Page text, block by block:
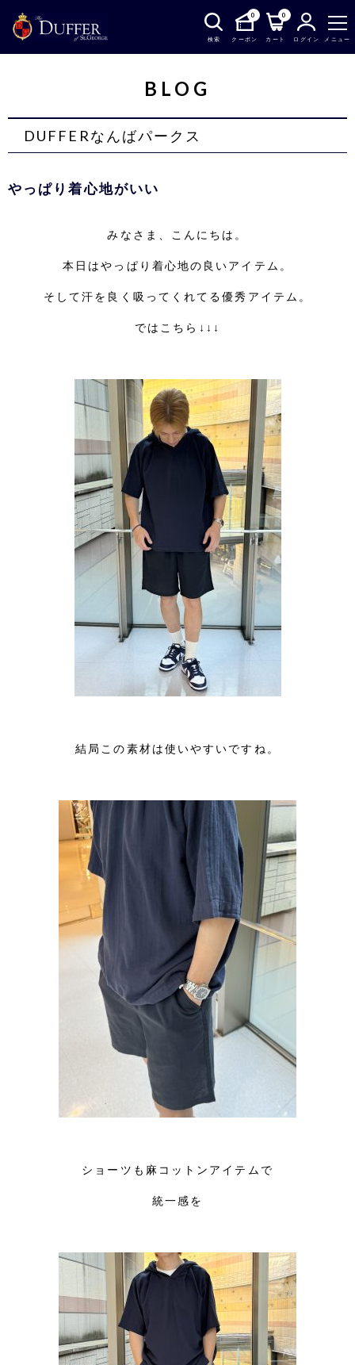
検索
0
クーポン
0
カート ログイン メニュー
BLOG
DUFFERなんばパークス
やっぱり着心地がいい
みなさま、こんにちは。
本日はやっぱり着心地の良いアイテム。
そして汗を良く吸ってくれてる優秀アイテム。
ではこちら↓↓↓
結局この素材は使いやすいですね。
ショーツも麻コットンアイテムで
統一感を